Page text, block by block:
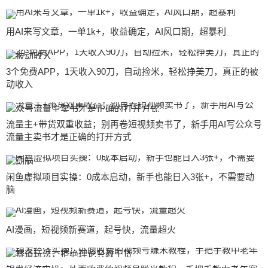
用AI来写文章，一单1k+，收益确定，AI风口期，超暴利
3个免费APP，1天收入90刀，自动捡米，轻松挣美刀，真正的被
动收入
流量主+带货双重收益；别再卷短视频卖书了，新手用AI写公众号
流量主卖书才是正确的打开方式
闲鱼虚拟项目实操：0成本启动，新手也能日入3张+，不需要动
脑
AI漫画，短视频新赛道，起号快，流量超火